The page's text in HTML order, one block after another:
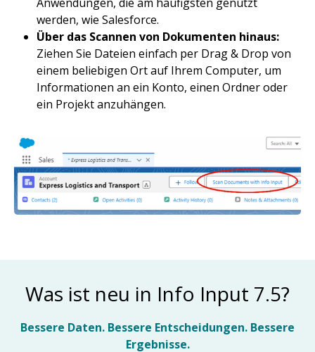
werden, wie Salesforce.
Über das Scannen von Dokumenten hinaus:
Ziehen Sie Dateien einfach per Drag & Drop von
einem beliebigen Ort auf Ihrem Computer, um
Informationen an ein Konto, einen Ordner oder
ein Projekt anzuhängen.
Bild
Was ist neu in Info Input 7.5?
Bessere Daten. Bessere Entscheidungen. Bessere
Ergebnisse.